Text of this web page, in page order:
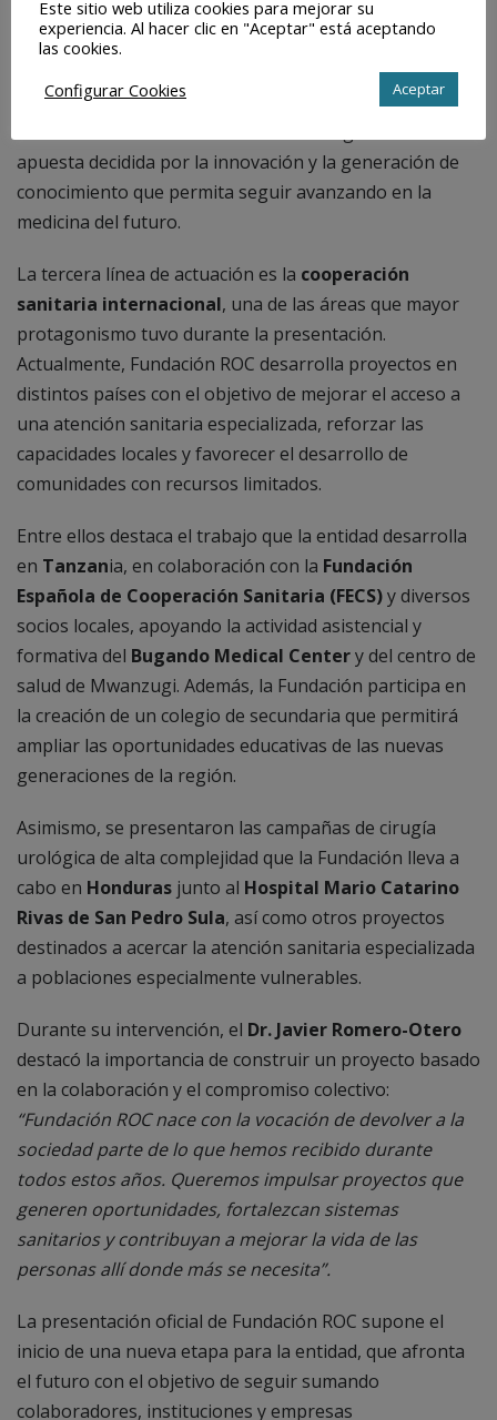
El segundo pilar es lainvestigación científica
mediante el impulso de estudios clínicos, la
colaboración con centros de investigación y el apoyo a
iniciativas orientadas a mejorar el diagnóstico y
apuesta decidida por la innovación y la generación de
conocimiento que permita seguir avanzando en la
medicina del futuro.
La tercera línea de actuación es la cooperación
sanitaria internacional, una de las áreas que mayor
protagonismo tuvo durante la presentación.
Actualmente, Fundación ROC desarrolla proyectos en
distintos países con el objetivo de mejorar el acceso a
una atención sanitaria especializada, reforzar las
capacidades locales y favorecer el desarrollo de
comunidades con recursos limitados.
Entre ellos destaca el trabajo que la entidad desarrolla
en Tanzania, en colaboración con la Fundación
Española de Cooperación Sanitaria (FECS)y diversos
socios locales, apoyando la actividad asistencial y
formativa del Bugando Medical Centery del centro de
salud de Mwanzugi. Además, la Fundación participa en
la creación de un colegio de secundaria que permitirá
ampliar las oportunidades educativas de las nuevas
generaciones de la región.
Asimismo, se presentaron las campañas de cirugía
urológica de alta complejidad que la Fundación lleva a
cabo en Honduras junto al Hospital Mario Catarino
Rivas de San Pedro Sula, así como otros proyectos
destinados a acercar la atención sanitaria especializada
a poblaciones especialmente vulnerables.
Durante su intervención, el Dr. Javier Romero-Otero
destacó la importancia de construir un proyecto basado
en la colaboración y el compromiso colectivo:
“Fundación ROC nace con la vocación de devolver a la
sociedad parte de lo que hemos recibido durante
todos estos años. Queremos impulsar proyectos que
generen oportunidades, fortalezcan sistemas
sanitarios y contribuyan a mejorar la vida de las
personas allí donde más se necesita”.
La presentación oficial de Fundación ROC supone el
inicio de una nueva etapa para la entidad, que afronta
el futuro con el objetivo de seguir sumando
colaboradores, instituciones y empresas
Este sitio web utiliza cookies para mejorar su
experiencia. Al hacer clic en "Aceptar" está aceptando
las cookies.
Configurar Cookies
Aceptar